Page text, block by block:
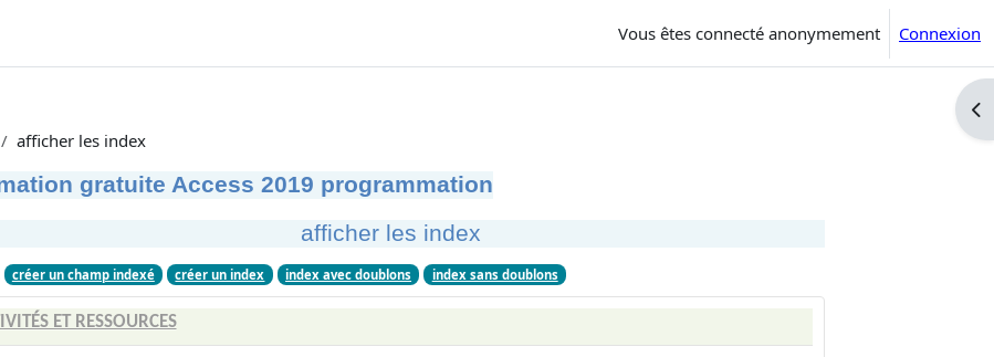
Vous êtes connecté anonymement Connexion
afficher les index
gratuite Access 2019 programmation
afficher les index
créer un champ indexé créer un index index avec doublons index sans doublons
ET RESSOURCES